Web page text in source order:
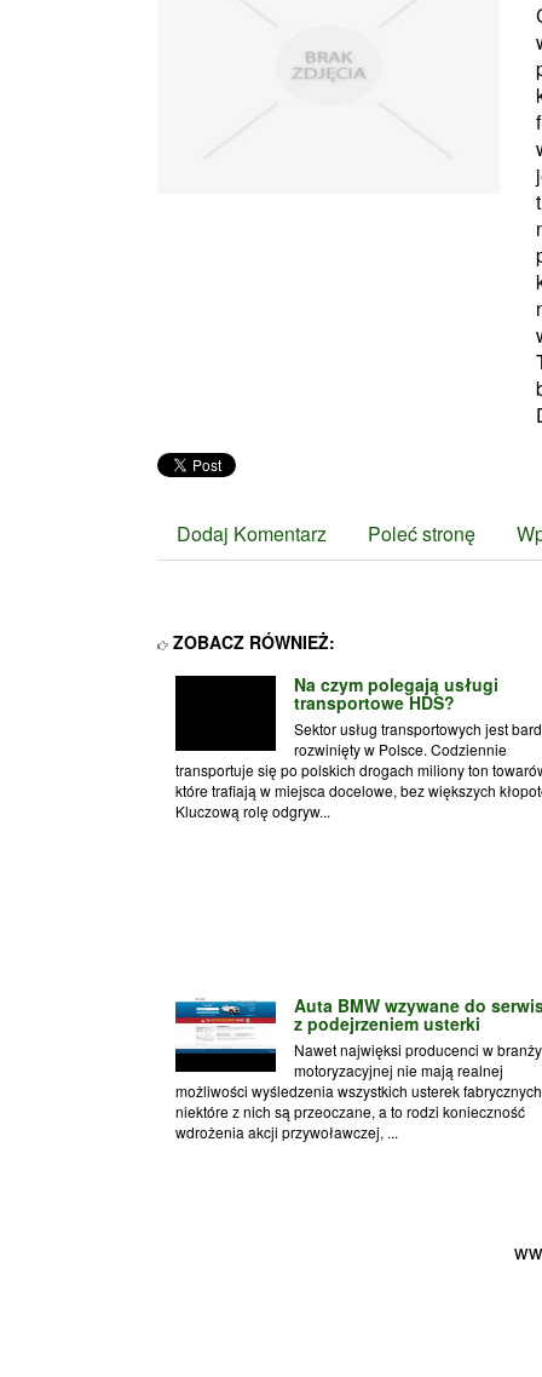
Dodaj Komentarz Poleć stronę
ZOBACZ RÓWNIEŻ:
Na czym polegają usługi
transportowe HDS?
Sektor usług transportowych jest
rozwinięty w Polsce. Codziennie
transportuje się po polskich drogach miliony ton
które trafiają w miejsca docelowe, bez większych
Kluczową rolę odgryw...
Auta BMW wzywane do
z podejrzeniem usterki
Nawet najwięksi producenci w branży
motoryzacyjnej nie mają realnej
możliwości wyśledzenia wszystkich usterek
niektóre z nich są przeoczane, a to rodzi konieczność
wdrożenia akcji przywoławczej, ...